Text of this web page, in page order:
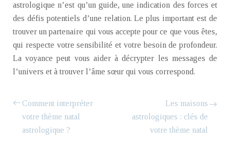
astrologique n’est qu’un guide, une indication des forces et
des défis potentiels d’une relation. Le plus important est de
trouver un partenaire qui vous accepte pour ce que vous êtes,
qui respecte votre sensibilité et votre besoin de profondeur.
La voyance peut vous aider à décrypter les messages de
l’univers et à trouver l’âme sœur qui vous correspond.
Comment interpréter
votre thème natal
astrologique ?
Les maisons
astrologiques : clés de
votre thème natal